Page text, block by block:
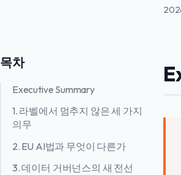
목차
Executive Summary
1. 라벨에서 멈추지 않은 세 가지
의무
2. EU AI법과 무엇이 다른가
3. 데이터 거버넌스의 새 전선